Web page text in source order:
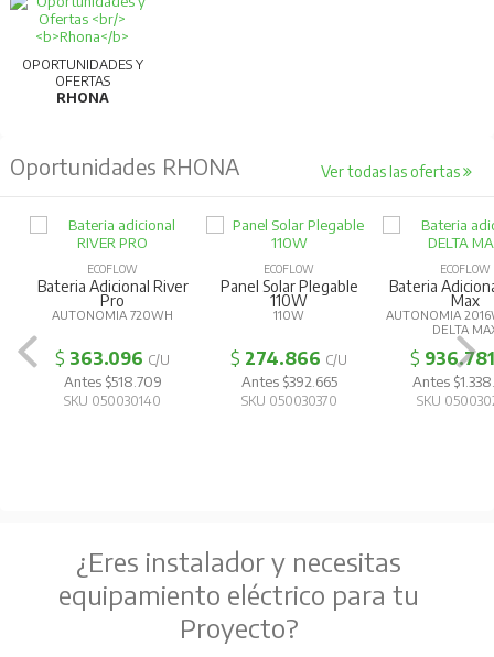
OPORTUNIDADES Y
OFERTAS
RHONA
Oportunidades RHONA Ver todas las ofertas
ECOFLOW
Bateria Adicional River
Pro
AUTONOMIA 720WH
$ 363.096 C/U
Antes $518.709
SKU 050030140
ECOFLOW
Panel Solar Plegable
110W
110W
$ 274.866 C/U
Antes $392.665
SKU 050030370
ECOFLOW
Bateria
Max
AUTONOMIA
DELTA
$ 936.781
Antes
SKU
¿Eres instalador y necesitas
equipamiento eléctrico para tu
Proyecto?